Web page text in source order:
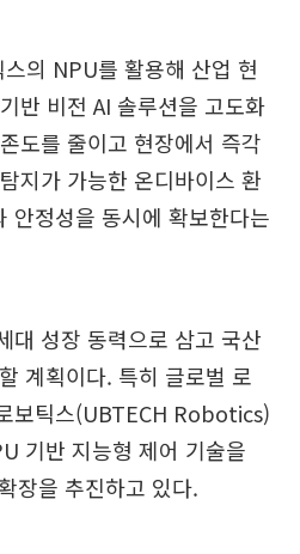
의 NPU를 활용해 산업 현
반 비전 AI 솔루션을 고도화
도를 줄이고 현장에서 즉각
지가 가능한 온디바이스 환
안정성을 동시에 확보한다는
대 성장 동력으로 삼고 국산
계획이다. 특히 글로벌 로
보틱스(UBTECH Robotics)
기반 지능형 제어 기술을
장을 추진하고 있다.